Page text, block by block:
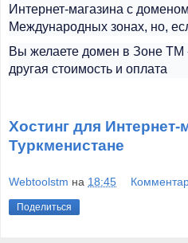
Интернет-магазина с
Международных зонах, но,
Вы желаете домен в Зоне ТМ
другая стоимость и оплата
Хостинг для Интернет-
Туркменистане
Webtoolstm на 18:45
Поделиться